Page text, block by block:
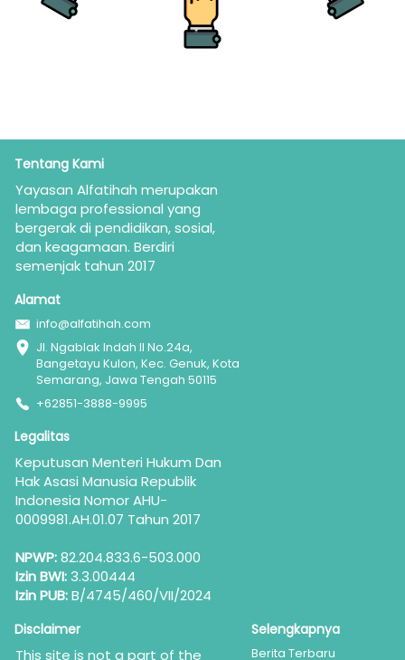
Tentang Kami
Yayasan Alfatihah merupakan
lembaga professional yang
bergerak di pendidikan, sosial,
dan keagamaan. Berdiri
semenjak tahun 2017
Alamat
info@alfatihah.com
Jl. Ngablak Indah II No.24a,
Bangetayu Kulon, Kec. Genuk, Kota
Semarang, Jawa Tengah 50115
+62851-3888-9995
Legalitas
Keputusan Menteri Hukum Dan
Hak Asasi Manusia Republik
Indonesia Nomor AHU-
0009981.AH.01.07 Tahun 2017
NPWP: 82.204.833.6-503.000
Izin BWI: 3.3.00444
Izin PUB: B/4745/460/VII/2024
Disclaimer
This site is not a part of the
Selengkapnya
Berita Terbaru